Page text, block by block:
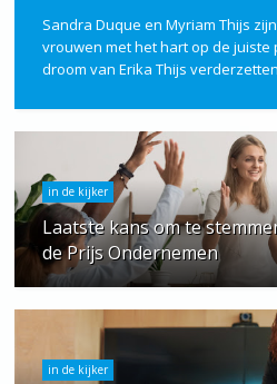
Sandra Duque en Myriam Thijs
vrouwen met het hart op de juiste
droom van Erika Thijs
in de kijker
Laatste kans om te
de Prijs Ondernemen
in de kijker